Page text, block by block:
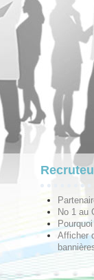
No 1 au
Afficher